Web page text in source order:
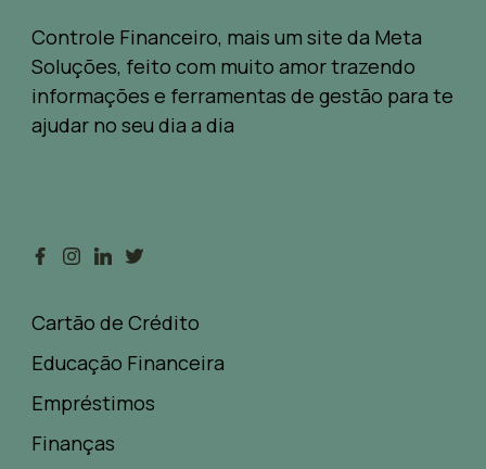
Controle Financeiro, mais um site da Meta
Soluções, feito com muito amor trazendo
informações e ferramentas de gestão para te
ajudar no seu dia a dia
Cartão de Crédito
Educação Financeira
Empréstimos
Finanças